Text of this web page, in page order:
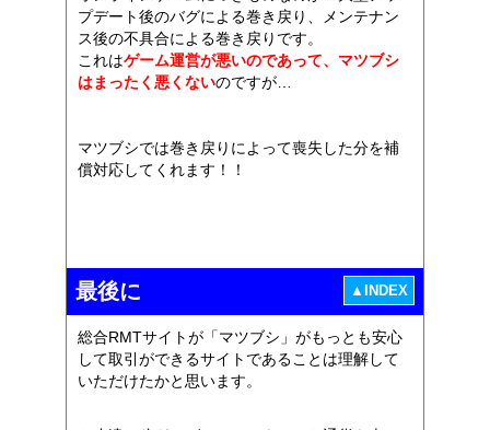
プデート後のバグによる巻き戻り、メンテナン
ス後の不具合による巻き戻りです。
これはゲーム運営が悪いのであって、マツブシ
はまったく悪くないのですが…
マツブシでは巻き戻りによって喪失した分を補
償対応してくれます！！
最後に ▲INDEX
総合RMTサイトが「マツブシ」がもっとも安心
して取引ができるサイトであることは理解して
いただけたかと思います。